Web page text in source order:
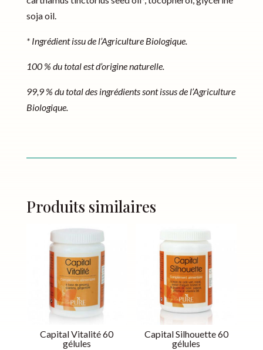
soja oil.
* Ingrédient issu de l’Agriculture Biologique.
100 % du total est d’origine naturelle.
99,9 % du total des ingrédients sont issus de l’Agriculture
Biologique.
Produits similaires
Capital Vitalité 60
gélules
Capital Silhouette 60
gélules